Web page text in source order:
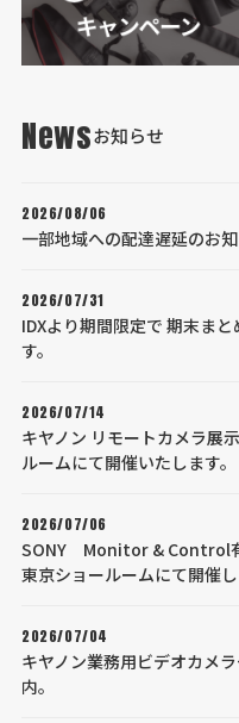
Newsお知らせ
2026/08/06
一部地域への配達遅延のお
2026/07/31
IDXより期間限定で 期末ま
す。
2026/07/14
キヤノン リモートカメラ展
ルームにて開催いたします。
2026/07/06
SONY Monitor & Control
東京ショールームにて開催し
2026/07/04
キヤノン業務用ビデオカメ
内。